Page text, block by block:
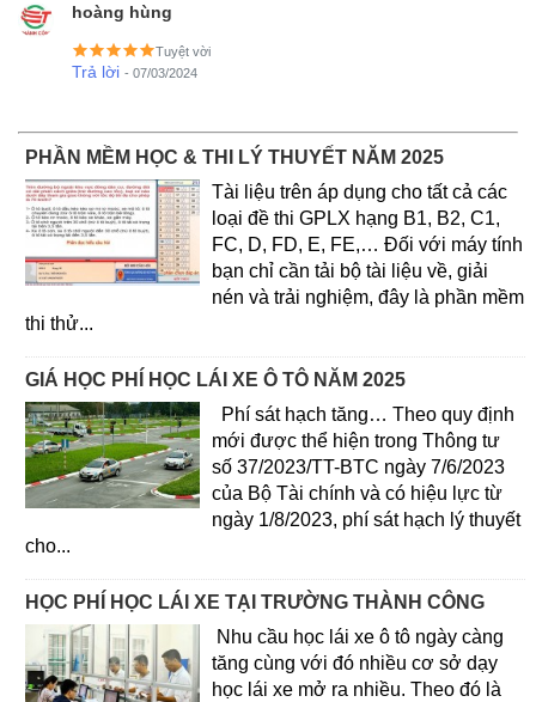
hoàng hùng
Tuyệt vời
Trả lời - 07/03/2024
PHẦN MỀM HỌC & THI LÝ THUYẾT NĂM 2025
Tài liệu trên áp dụng cho tất cả các
loại đề thi GPLX hạng B1, B2, C1,
FC, D, FD, E, FE,… Đối với máy tính
bạn chỉ cần tải bộ tài liệu về, giải
nén và trải nghiệm, đây là phần mềm
thi thử...
GIÁ HỌC PHÍ HỌC LÁI XE Ô TÔ NĂM 2025
Phí sát hạch tăng… Theo quy định
mới được thể hiện trong Thông tư
số 37/2023/TT-BTC ngày 7/6/2023
của Bộ Tài chính và có hiệu lực từ
ngày 1/8/2023, phí sát hạch lý thuyết
cho...
HỌC PHÍ HỌC LÁI XE TẠI TRƯỜNG THÀNH CÔNG
Nhu cầu học lái xe ô tô ngày càng
tăng cùng với đó nhiều cơ sở dạy
học lái xe mở ra nhiều. Theo đó là